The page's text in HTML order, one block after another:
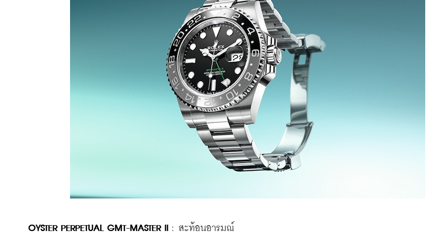
OYSTER PERPETUAL GMT-MASTER II : สะท้อนอารมณ์